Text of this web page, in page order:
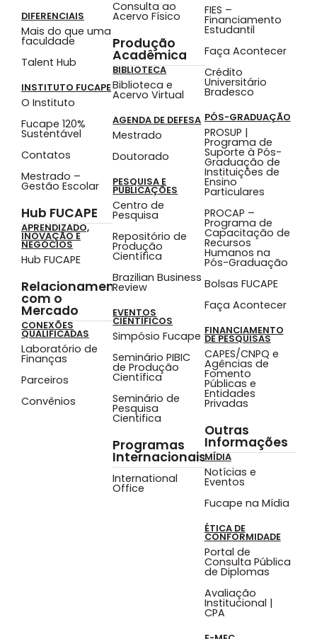
DIFERENCIAIS
Mais do que uma
faculdade
Talent Hub
INSTITUTO FUCAPE
O Instituto
Fucape 120%
Sustentável
Contatos
Mestrado –
Gestão Escolar
Hub FUCAPE
APRENDIZADO,
INOVAÇÃO E
NEGÓCIOS
Hub FUCAPE
Relacionamento
com o
Mercado
CONEXÕES
QUALIFICADAS
Laboratório de
Finanças
Parceiros
Convênios
Consulta ao
Acervo Físico
Produção
Acadêmica
BIBLIOTECA
Biblioteca e
Acervo Virtual
AGENDA DE DEFESA
Mestrado
Doutorado
PESQUISA E
PUBLICAÇÕES
Centro de
Pesquisa
Repositório de
Produção
Científica
Brazilian Business
Review
EVENTOS
CIENTÍFICOS
Simpósio Fucape
Seminário PIBIC
de Produção
Científica
Seminário de
Pesquisa
Cientifica
Programas
Internacionais
International
Office
FIES –
Financiamento
Estudantil
Faça Acontecer
Crédito
Universitário
Bradesco
PÓS-GRADUAÇÃO
PROSUP |
Programa de
Suporte à Pós-
Graduação de
Instituições de
Ensino
Particulares
PROCAP –
Programa de
Capacitação de
Recursos
Humanos na
Pós-Graduação
Bolsas FUCAPE
Faça Acontecer
FINANCIAMENTO
DE PESQUISAS
CAPES/CNPQ e
Agências de
Fomento
Públicas e
Entidades
Privadas
Outras
Informações
MÍDIA
Notícias e
Eventos
Fucape na Mídia
ÉTICA DE
CONFORMIDADE
Portal de
Consulta Pública
de Diplomas
Avaliação
Institucional |
CPA